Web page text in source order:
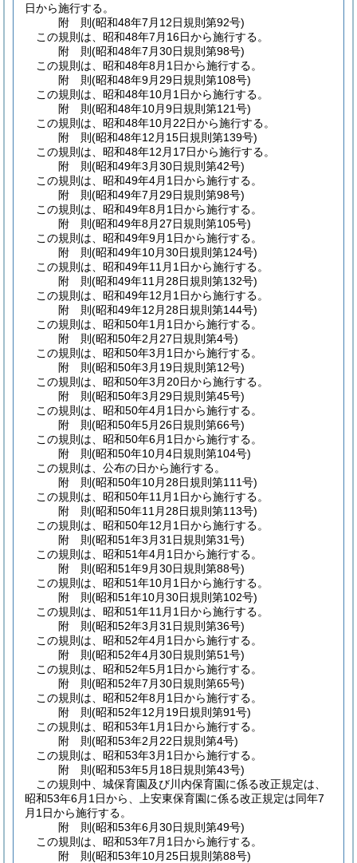
日から施行する。
附 則(昭和48年7月12日規則第92号)
この規則は、昭和48年7月16日から施行する。
附 則(昭和48年7月30日規則第98号)
この規則は、昭和48年8月1日から施行する。
附 則(昭和48年9月29日規則第108号)
この規則は、昭和48年10月1日から施行する。
附 則(昭和48年10月9日規則第121号)
この規則は、昭和48年10月22日から施行する。
附 則(昭和48年12月15日規則第139号)
この規則は、昭和48年12月17日から施行する。
附 則(昭和49年3月30日規則第42号)
この規則は、昭和49年4月1日から施行する。
附 則(昭和49年7月29日規則第98号)
この規則は、昭和49年8月1日から施行する。
附 則(昭和49年8月27日規則第105号)
この規則は、昭和49年9月1日から施行する。
附 則(昭和49年10月30日規則第124号)
この規則は、昭和49年11月1日から施行する。
附 則(昭和49年11月28日規則第132号)
この規則は、昭和49年12月1日から施行する。
附 則(昭和49年12月28日規則第144号)
この規則は、昭和50年1月1日から施行する。
附 則(昭和50年2月27日規則第4号)
この規則は、昭和50年3月1日から施行する。
附 則(昭和50年3月19日規則第12号)
この規則は、昭和50年3月20日から施行する。
附 則(昭和50年3月29日規則第45号)
この規則は、昭和50年4月1日から施行する。
附 則(昭和50年5月26日規則第66号)
この規則は、昭和50年6月1日から施行する。
附 則(昭和50年10月4日規則第104号)
この規則は、公布の日から施行する。
附 則(昭和50年10月28日規則第111号)
この規則は、昭和50年11月1日から施行する。
附 則(昭和50年11月28日規則第113号)
この規則は、昭和50年12月1日から施行する。
附 則(昭和51年3月31日規則第31号)
この規則は、昭和51年4月1日から施行する。
附 則(昭和51年9月30日規則第88号)
この規則は、昭和51年10月1日から施行する。
附 則(昭和51年10月30日規則第102号)
この規則は、昭和51年11月1日から施行する。
附 則(昭和52年3月31日規則第36号)
この規則は、昭和52年4月1日から施行する。
附 則(昭和52年4月30日規則第51号)
この規則は、昭和52年5月1日から施行する。
附 則(昭和52年7月30日規則第65号)
この規則は、昭和52年8月1日から施行する。
附 則(昭和52年12月19日規則第91号)
この規則は、昭和53年1月1日から施行する。
附 則(昭和53年2月22日規則第4号)
この規則は、昭和53年3月1日から施行する。
附 則(昭和53年5月18日規則第43号)
この規則中、城保育園及び川内保育園に係る改正規定は、
昭和53年6月1日から、上安東保育園に係る改正規定は同年7
月1日から施行する。
附 則(昭和53年6月30日規則第49号)
この規則は、昭和53年7月1日から施行する。
附 則(昭和53年10月25日規則第88号)